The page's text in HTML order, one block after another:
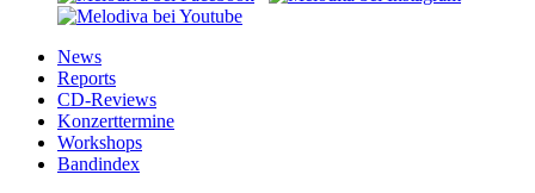
News
Reports
CD-Reviews
Konzerttermine
Workshops
Bandindex